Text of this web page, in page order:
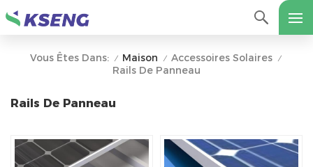
Vous Êtes Dans: / Maison / Accessoires Solaires /
Rails De Panneau
Rails De Panneau